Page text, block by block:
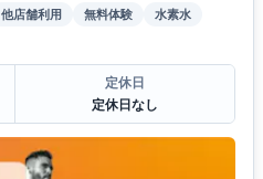
他店舗利用 無料体験
水素水
定休日
定休日なし